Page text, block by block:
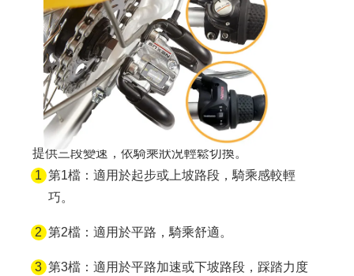
提供三段變速，依騎乘狀況輕鬆切換。
第1檔：適用於起步或上坡路段，騎乘感較輕
巧。
第2檔：適用於平路，騎乘舒適。
第3檔：適用於平路加速或下坡路段，踩踏力度